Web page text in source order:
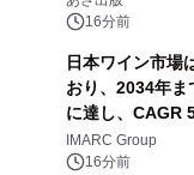
（火）発売
16分前
日本ワイン市場
おり、2034年
に達し、CAGR
測
IMARC Group
16分前